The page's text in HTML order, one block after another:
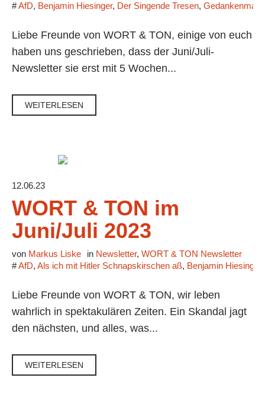
#AfD, Benjamin Hiesinger, Der Singende Tresen,
Liebe Freunde von WORT & TON, einige von euch
haben uns geschrieben, dass der Juni/Juli-
Newsletter sie erst mit 5 Wochen...
WEITERLESEN
12.06.23
WORT & TON im
Juni/Juli 2023
von Markus Liske in Newsletter, WORT & TON Newsletter
#AfD, Als ich mit Hitler Schnapskirschen aß, Benjamin Hiesinger
Liebe Freunde von WORT & TON, wir leben
wahrlich in spektakulären Zeiten. Ein Skandal jagt
den nächsten, und alles, was...
WEITERLESEN